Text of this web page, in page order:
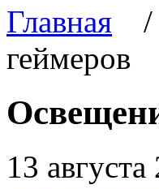
Главная
геймеров
13 августа